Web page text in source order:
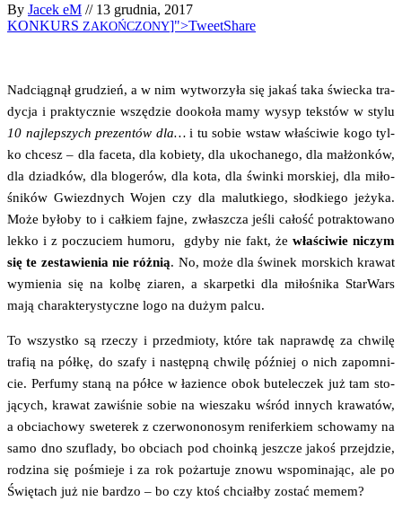
By Jacek eM // 13 grudnia, 2017
KONKURS ZAKOŃCZONY]">TweetShare
Nad­cią­gnął gru­dzień, a w nim wytwo­rzy­ła się jakaś taka świec­ka tra­
dy­cja i prak­tycz­nie wszę­dzie dooko­ła mamy wysyp tek­stów w sty­lu
10 naj­lep­szych pre­zen­tów dla…i tu sobie wstaw wła­ści­wie kogo tyl­
ko chcesz – dla face­ta, dla kobie­ty, dla uko­cha­ne­go, dla mał­żon­ków,
dla dziad­ków, dla blo­ge­rów, dla kota, dla świn­ki mor­skiej, dla miło­
śni­ków Gwiezd­nych Wojen czy dla malut­kie­go, słod­kie­go jeży­ka.
Może było­by to i cał­kiem faj­ne, zwłasz­cza jeśli całość potrak­to­wa­no
lek­ko i z poczu­ciem humo­ru, gdy­by nie fakt, że wła­ści­wie niczym
się te zesta­wie­nia nie róż­nią. No, może dla świ­nek mor­skich kra­wat
wymie­nia się na kol­bę zia­ren, a skar­pet­ki dla miło­śni­ka Star­Wars
mają cha­rak­te­ry­stycz­ne logo na dużym palcu.
To wszyst­ko są rze­czy i przed­mio­ty, któ­re tak napraw­dę za chwi­lę
tra­fią na pół­kę, do sza­fy i następ­ną chwi­lę póź­niej o nich zapo­mni­
cie. Per­fu­my sta­ną na pół­ce w łazien­ce obok bute­le­czek już tam sto­
ją­cych, kra­wat zawi­śnie sobie na wie­sza­ku wśród innych kra­wa­tów,
a obcia­cho­wy swe­te­rek z czer­wo­no­no­sym reni­fer­kiem scho­wa­my na
samo dno szu­fla­dy, bo obciach pod cho­in­ką jesz­cze jakoś przej­dzie,
rodzi­na się pośmie­je i za rok pożar­tu­je zno­wu wspo­mi­na­jąc, ale po
Świę­tach już nie bar­dzo – bo czy ktoś chciał­by zostać memem?